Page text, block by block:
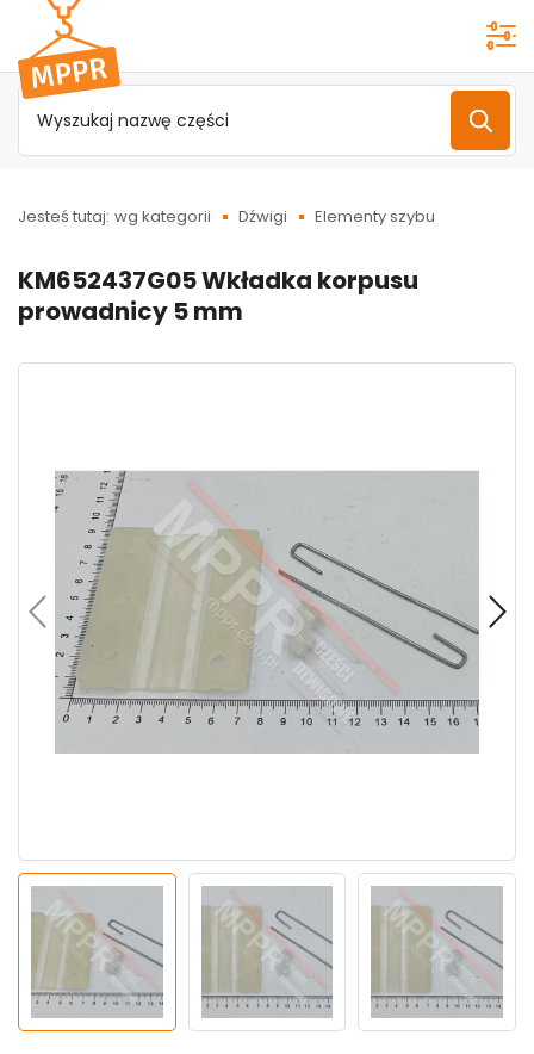
Przejdź do
menu
głównego
Jesteś tutaj: wg kategorii Dźwigi Elementy szybu
KM652437G05 Wkładka korpusu
prowadnicy 5 mm